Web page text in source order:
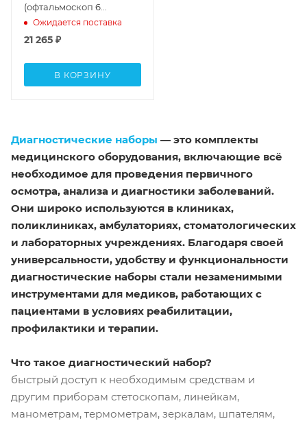
(офтальмоскоп 6
апертур и отоскоп с
Ожидается поставка
21 265 ₽
В КОРЗИНУ
Диагностические наборы — это комплекты
медицинского оборудования, включающие всё
необходимое для проведения первичного
осмотра, анализа и диагностики заболеваний.
Они широко используются в клиниках,
поликлиниках, амбулаториях, стоматологических
и лабораторных учреждениях. Благодаря своей
универсальности, удобству и функциональности
диагностические наборы стали незаменимыми
инструментами для медиков, работающих с
пациентами в условиях реабилитации,
профилактики и терапии.
Что такое диагностический набор?
быстрый доступ к необходимым средствам и
другим приборам стетоскопам, линейкам,
манометрам, термометрам, зеркалам, шпателям,